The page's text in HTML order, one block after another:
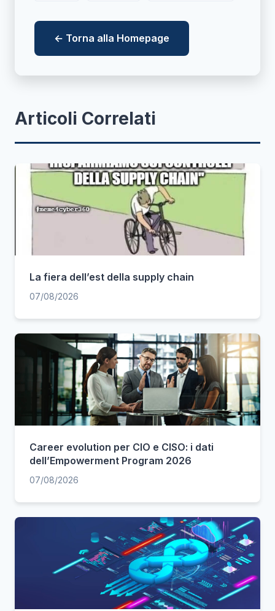
← Torna alla Homepage
Articoli Correlati
La fiera dell’est della supply chain
07/08/2026
Career evolution per CIO e CISO: i dati
dell’Empowerment Program 2026
07/08/2026